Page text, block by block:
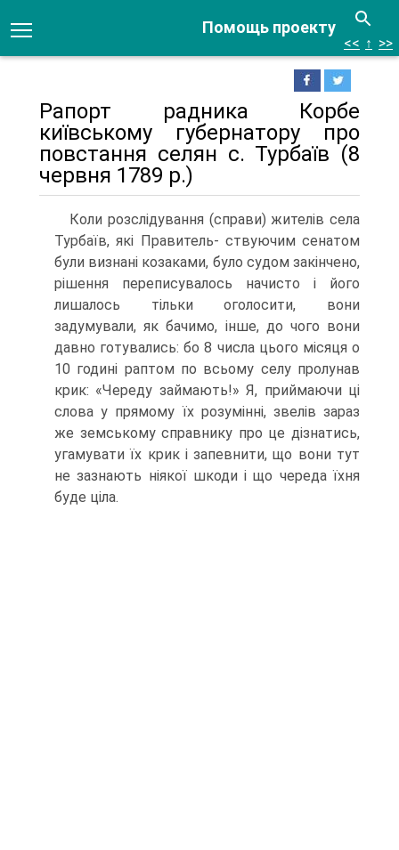
Помощь проекту
<< ↑ >>
Рапорт радника Корбе
київському губернатору про
по­встання селян с. Турбаїв (8
червня 1789 р.)
Коли розслідування (справи) жителів села
Турбаїв, які Правитель- ствуючим сенатом
були визнані козаками, було судом закінчено,
рішення переписувалось начисто і його
лишалось тільки оголосити, вони
задумували, як бачимо, інше, до чого вони
давно готувались: бо 8 числа цього місяця о
10 годині раптом по всьому селу пролунав
крик: «Череду займають!» Я, приймаючи ці
слова у прямому їх розумінні, звелів зараз
же земському справнику про це дізнатись,
угамувати їх крик і запевнити, що вони тут
не зазнають ніякої шкоди і що череда їхня
буде ціла.